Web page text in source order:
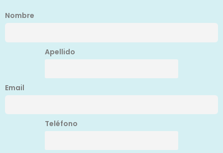
Nombre
Apellido
Email
Teléfono